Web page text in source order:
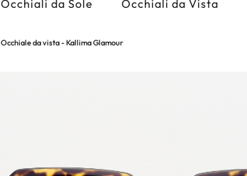
Occhiali da Sole Occhiali da Vista
Occhiale da vista - Kallima Glamour